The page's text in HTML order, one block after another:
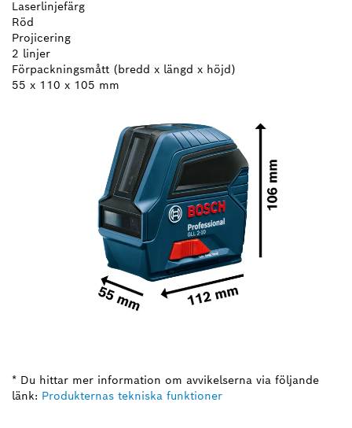
Laserlinjefärg
Röd
Projicering
2 linjer
Förpackningsmått (bredd x längd x höjd)
55 x 110 x 105 mm
* Du hittar mer information om avvikelserna via följande
länk: Produkternas tekniska funktioner